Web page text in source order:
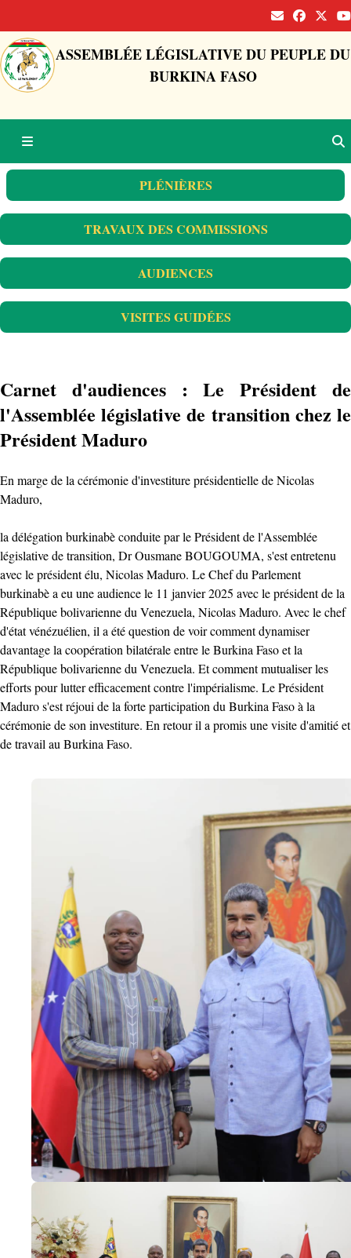
ASSEMBLÉE LÉGISLATIVE DU PEUPLE DU
BURKINA FASO
PLÉNIÈRES
TRAVAUX DES COMMISSIONS
AUDIENCES
VISITES GUIDÉES
Carnet d'audiences : Le Président de
l'Assemblée législative de transition chez le
Président Maduro
En marge de la cérémonie d'investiture présidentielle de Nicolas
Maduro,
la délégation burkinabè conduite par le Président de l'Assemblée
législative de transition, Dr Ousmane BOUGOUMA, s'est entretenu
avec le président élu, Nicolas Maduro. Le Chef du Parlement
burkinabè a eu une audience le 11 janvier 2025 avec le président de la
République bolivarienne du Venezuela, Nicolas Maduro. Avec le chef
d'état vénézuélien, il a été question de voir comment dynamiser
davantage la coopération bilatérale entre le Burkina Faso et la
République bolivarienne du Venezuela. Et comment mutualiser les
efforts pour lutter efficacement contre l'impérialisme. Le Président
Maduro s'est réjoui de la forte participation du Burkina Faso à la
cérémonie de son investiture. En retour il a promis une visite d'amitié et
de travail au Burkina Faso.